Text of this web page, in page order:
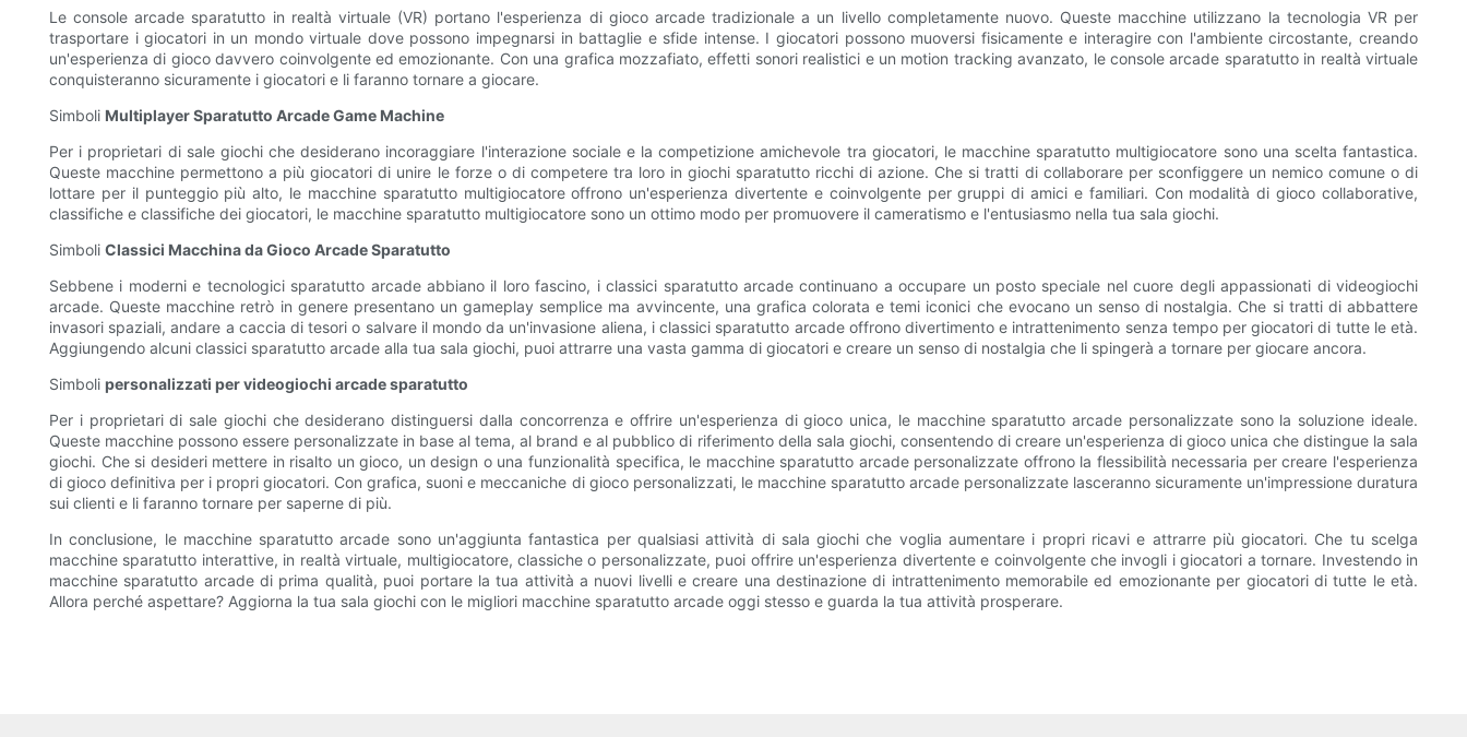
Le console arcade sparatutto in realtà virtuale (VR) portano l'esperienza di gioco arcade tradizionale a un livello completamente nuovo. Queste macchine utilizzano la tecnologia VR per
trasportare i giocatori in un mondo virtuale dove possono impegnarsi in battaglie e sfide intense. I giocatori possono muoversi fisicamente e interagire con l'ambiente circostante, creando
un'esperienza di gioco davvero coinvolgente ed emozionante. Con una grafica mozzafiato, effetti sonori realistici e un motion tracking avanzato, le console arcade sparatutto in realtà virtuale
conquisteranno sicuramente i giocatori e li faranno tornare a giocare.
Simboli Multiplayer Sparatutto Arcade Game Machine
Per i proprietari di sale giochi che desiderano incoraggiare l'interazione sociale e la competizione amichevole tra giocatori, le macchine sparatutto multigiocatore sono una scelta fantastica.
Queste macchine permettono a più giocatori di unire le forze o di competere tra loro in giochi sparatutto ricchi di azione. Che si tratti di collaborare per sconfiggere un nemico comune o di
lottare per il punteggio più alto, le macchine sparatutto multigiocatore offrono un'esperienza divertente e coinvolgente per gruppi di amici e familiari. Con modalità di gioco collaborative,
classifiche e classifiche dei giocatori, le macchine sparatutto multigiocatore sono un ottimo modo per promuovere il cameratismo e l'entusiasmo nella tua sala giochi.
Simboli Classici Macchina da Gioco Arcade Sparatutto
Sebbene i moderni e tecnologici sparatutto arcade abbiano il loro fascino, i classici sparatutto arcade continuano a occupare un posto speciale nel cuore degli appassionati di videogiochi
arcade. Queste macchine retrò in genere presentano un gameplay semplice ma avvincente, una grafica colorata e temi iconici che evocano un senso di nostalgia. Che si tratti di abbattere
invasori spaziali, andare a caccia di tesori o salvare il mondo da un'invasione aliena, i classici sparatutto arcade offrono divertimento e intrattenimento senza tempo per giocatori di tutte le età.
Aggiungendo alcuni classici sparatutto arcade alla tua sala giochi, puoi attrarre una vasta gamma di giocatori e creare un senso di nostalgia che li spingerà a tornare per giocare ancora.
Simboli personalizzati per videogiochi arcade sparatutto
Per i proprietari di sale giochi che desiderano distinguersi dalla concorrenza e offrire un'esperienza di gioco unica, le macchine sparatutto arcade personalizzate sono la soluzione ideale.
Queste macchine possono essere personalizzate in base al tema, al brand e al pubblico di riferimento della sala giochi, consentendo di creare un'esperienza di gioco unica che distingue la sala
giochi. Che si desideri mettere in risalto un gioco, un design o una funzionalità specifica, le macchine sparatutto arcade personalizzate offrono la flessibilità necessaria per creare l'esperienza
di gioco definitiva per i propri giocatori. Con grafica, suoni e meccaniche di gioco personalizzati, le macchine sparatutto arcade personalizzate lasceranno sicuramente un'impressione duratura
sui clienti e li faranno tornare per saperne di più.
In conclusione, le macchine sparatutto arcade sono un'aggiunta fantastica per qualsiasi attività di sala giochi che voglia aumentare i propri ricavi e attrarre più giocatori. Che tu scelga
macchine sparatutto interattive, in realtà virtuale, multigiocatore, classiche o personalizzate, puoi offrire un'esperienza divertente e coinvolgente che invogli i giocatori a tornare. Investendo in
macchine sparatutto arcade di prima qualità, puoi portare la tua attività a nuovi livelli e creare una destinazione di intrattenimento memorabile ed emozionante per giocatori di tutte le età.
Allora perché aspettare? Aggiorna la tua sala giochi con le migliori macchine sparatutto arcade oggi stesso e guarda la tua attività prosperare.